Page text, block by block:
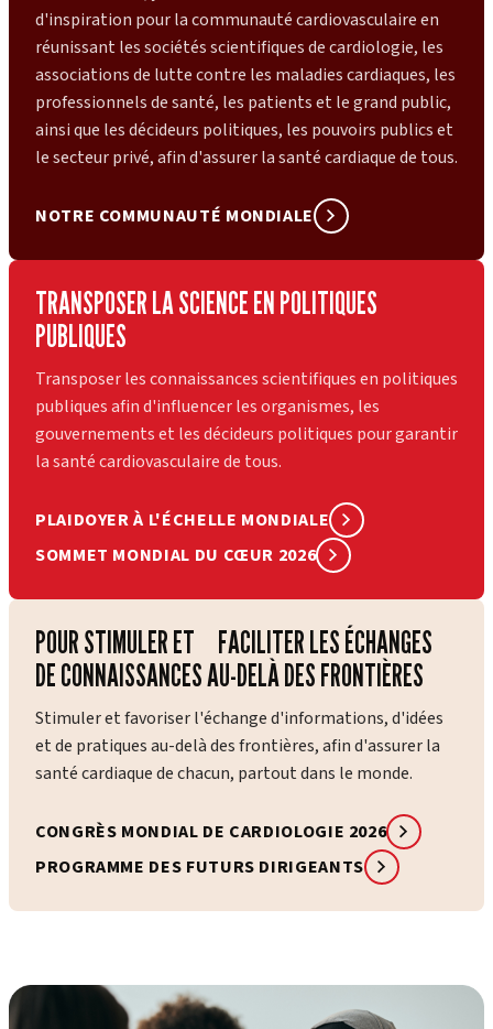
d'inspiration pour la communauté cardiovasculaire en
réunissant les sociétés scientifiques de cardiologie, les
associations de lutte contre les maladies cardiaques, les
professionnels de santé, les patients et le grand public,
ainsi que les décideurs politiques, les pouvoirs publics et
le secteur privé, afin d'assurer la santé cardiaque de tous.
NOTRE COMMUNAUTÉ MONDIALE
TRANSPOSER LA SCIENCE EN POLITIQUES
PUBLIQUES
Transposer les connaissances scientifiques en politiques
publiques afin d'influencer les organismes, les
gouvernements et les décideurs politiques pour garantir
la santé cardiovasculaire de tous.
PLAIDOYER À L'ÉCHELLE MONDIALE
SOMMET MONDIAL DU CŒUR 2026
POUR STIMULER ET FACILITER LES ÉCHANGES
DE CONNAISSANCES AU-DELÀ DES FRONTIÈRES
Stimuler et favoriser l'échange d'informations, d'idées
et de pratiques au-delà des frontières, afin d'assurer la
santé cardiaque de chacun, partout dans le monde.
CONGRÈS MONDIAL DE CARDIOLOGIE 2026
PROGRAMME DES FUTURS DIRIGEANTS